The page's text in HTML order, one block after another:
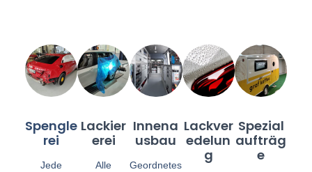
Spengle
Rei
Jede
Lackier
Erei
Alle
Innena
Usbau
Geordnetes
Lackver
Edelun
G
Spezial
Aufträg
E